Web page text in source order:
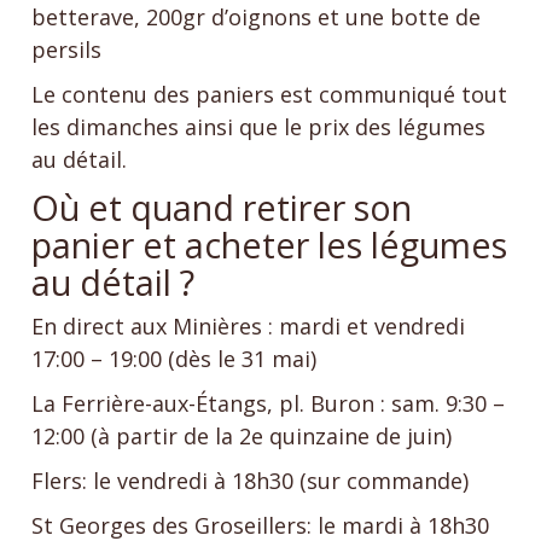
betterave, 200gr d’oignons et une botte de
persils
Le contenu des paniers est communiqué tout
les dimanches ainsi que le prix des légumes
au détail.
Où et quand retirer son
panier et acheter les légumes
au détail ?
En direct aux Minières : mardi et vendredi
17:00 – 19:00 (dès le 31 mai)
La Ferrière-aux-Étangs, pl. Buron : sam. 9:30 –
12:00 (à partir de la 2e quinzaine de juin)
Flers: le vendredi à 18h30 (sur commande)
St Georges des Groseillers: le mardi à 18h30